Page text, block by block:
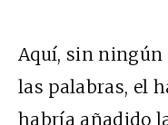
Aquí, sin ningún
las palabras, el
habría añadido